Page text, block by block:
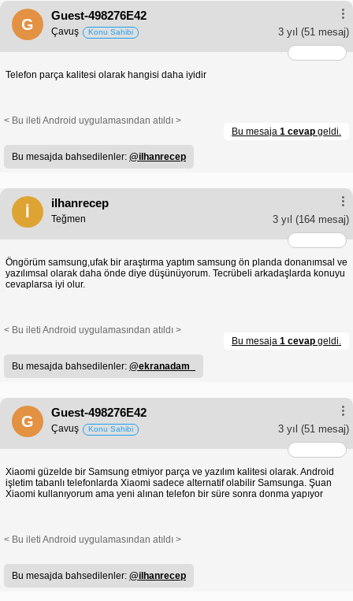
G
Guest-498276E42
3 yıl (51 mesaj)
Çavuş Konu Sahibi
Telefon parça kalitesi olarak hangisi daha iyidir
< Bu ileti Android uygulamasından atıldı >
Bu mesaja 1 cevap geldi.
Bu mesajda bahsedilenler: @ilhanrecep
İ
ilhanrecep
3 yıl (164 mesaj)
Teğmen
Öngörüm samsung,ufak bir araştırma yaptım samsung ön planda donanımsal ve
yazılımsal olarak daha önde diye düşünüyorum. Tecrübeli arkadaşlarda konuyu
cevaplarsa iyi olur.
< Bu ileti Android uygulamasından atıldı >
Bu mesaja 1 cevap geldi.
Bu mesajda bahsedilenler: @ekranadam_
G
Guest-498276E42
3 yıl (51 mesaj)
Çavuş Konu Sahibi
Xiaomi güzelde bir Samsung etmiyor parça ve yazılım kalitesi olarak. Android
işletim tabanlı telefonlarda Xiaomi sadece alternatif olabilir Samsunga. Şuan
Xiaomi kullanıyorum ama yeni alınan telefon bir süre sonra donma yapıyor
< Bu ileti Android uygulamasından atıldı >
Bu mesajda bahsedilenler: @ilhanrecep